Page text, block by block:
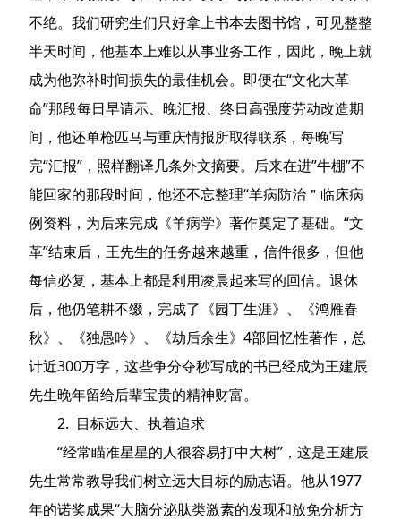
不绝。我们研究生们只好拿上书本去图书馆，可见整整
半天时间，他基本上难以从事业务工作，因此，晚上就
成为他弥补时间损失的最佳机会。即便在“文化大革
命”那段每日早请示、晚汇报、终日高强度劳动改造期
间，他还单枪匹马与重庆情报所取得联系，每晚写
完“汇报”，照样翻译几条外文摘要。后来在进”牛棚”不
能回家的那段时间，他还不忘整理“羊病防治＂临床病
例资料，为后来完成《羊病学》著作奠定了基础。“文
革”结束后，王先生的任务越来越重，信件很多，但他
每信必复，基本上都是利用凌晨起来写的回信。退休
后，他仍笔耕不缀，完成了《园丁生涯》、《鸿雁春
秋》、《独愚吟》、《劫后余生》4部回忆性著作，总
计近300万字，这些争分夺秒写成的书已经成为王建辰
先生晚年留给后辈宝贵的精神财富。
2. 目标远大、执着追求
“经常瞄准星星的人很容易打中大树”，这是王建辰
先生常常教导我们树立远大目标的励志语。他从1977
年的诺奖成果“大脑分泌肽类激素的发现和放免分析方